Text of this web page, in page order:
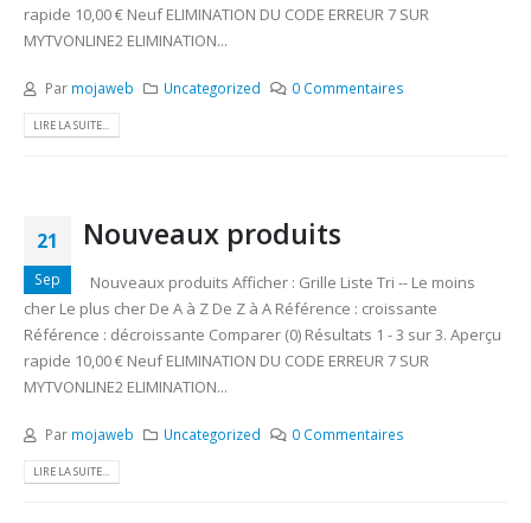
rapide 10,00 € Neuf ELIMINATION DU CODE ERREUR 7 SUR
MYTVONLINE2 ELIMINATION...
Par mojaweb Uncategorized 0 Commentaires
LIRE LA SUITE...
21
Sep
Nouveaux produits
Nouveaux produits Afficher : Grille Liste Tri -- Le moins
cher Le plus cher De A à Z De Z à A Référence : croissante
Référence : décroissante Comparer (0) Résultats 1 - 3 sur 3. Aperçu
rapide 10,00 € Neuf ELIMINATION DU CODE ERREUR 7 SUR
MYTVONLINE2 ELIMINATION...
Par mojaweb Uncategorized 0 Commentaires
LIRE LA SUITE...